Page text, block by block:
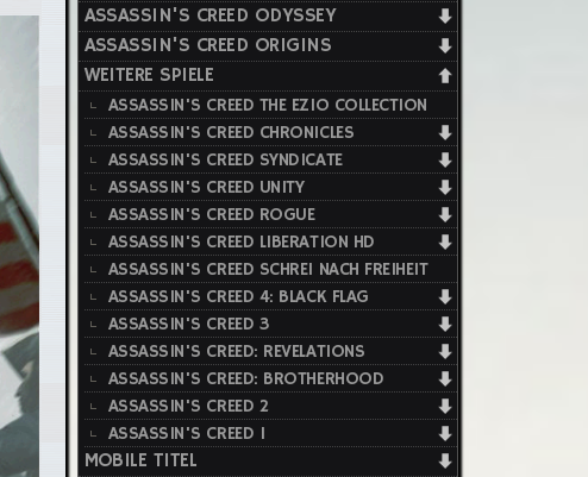
ASSASSIN'S CREED ODYSSEY
ASSASSIN'S CREED ORIGINS
WEITERE SPIELE
ASSASSIN'S CREED THE EZIO COLLECTION
ASSASSIN'S CREED CHRONICLES
ASSASSIN'S CREED SYNDICATE
ASSASSIN'S CREED UNITY
ASSASSIN'S CREED ROGUE
ASSASSIN'S CREED LIBERATION HD
ASSASSIN'S CREED SCHREI NACH FREIHEIT
ASSASSIN'S CREED 4: BLACK FLAG
ASSASSIN'S CREED 3
ASSASSIN'S CREED: REVELATIONS
ASSASSIN'S CREED: BROTHERHOOD
ASSASSIN'S CREED 2
ASSASSIN'S CREED 1
MOBILE TITEL